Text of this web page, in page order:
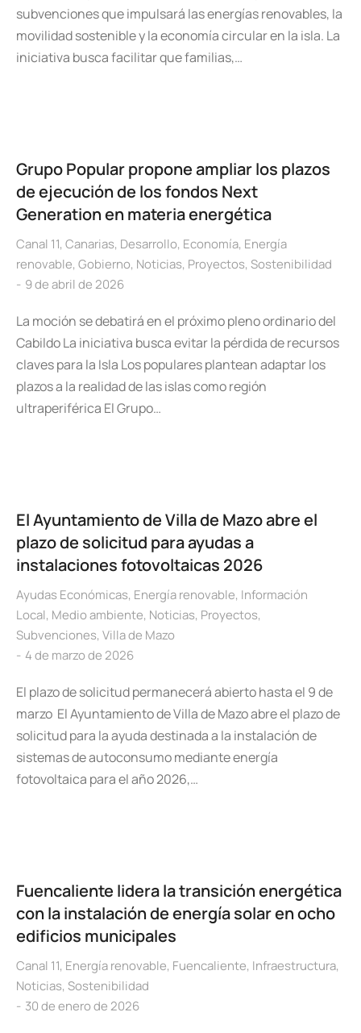
subvenciones que impulsará las energías renovables, la
movilidad sostenible y la economía circular en la isla. La
iniciativa busca facilitar que familias,…
Grupo Popular propone ampliar los plazos
de ejecución de los fondos Next
Generation en materia energética
Canal 11, Canarias, Desarrollo, Economía, Energía
renovable, Gobierno, Noticias, Proyectos, Sostenibilidad
9 de abril de 2026
La moción se debatirá en el próximo pleno ordinario del
Cabildo La iniciativa busca evitar la pérdida de recursos
claves para la Isla Los populares plantean adaptar los
plazos a la realidad de las islas como región
ultraperiférica El Grupo…
El Ayuntamiento de Villa de Mazo abre el
plazo de solicitud para ayudas a
instalaciones fotovoltaicas 2026
Ayudas Económicas, Energía renovable, Información
Local, Medio ambiente, Noticias, Proyectos,
Subvenciones, Villa de Mazo
4 de marzo de 2026
El plazo de solicitud permanecerá abierto hasta el 9 de
marzo El Ayuntamiento de Villa de Mazo abre el plazo de
solicitud para la ayuda destinada a la instalación de
sistemas de autoconsumo mediante energía
fotovoltaica para el año 2026,…
Fuencaliente lidera la transición energética
con la instalación de energía solar en ocho
edificios municipales
Canal 11, Energía renovable, Fuencaliente, Infraestructura,
Noticias, Sostenibilidad
30 de enero de 2026